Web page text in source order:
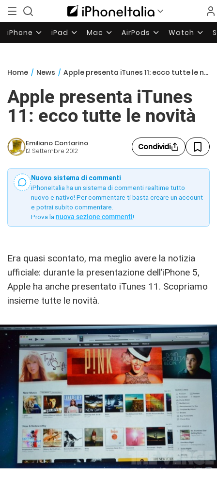
iPhone iPad Mac AirPods Watch
Home / News / Apple presenta iTunes 11: ecco tutte le novità
Apple presenta iTunes
11: ecco tutte le novità
Emiliano Contarino
12 Settembre 2012 Condividi
Nuovo sistema di commenti
iPhoneItalia ha un sistema di commenti realtime tutto
nuovo e nativo! Per commentare ti basta creare un account
e potrai subito commentare.
Prova la nuova sezione commenti!
Era quasi scontato, ma meglio avere la notizia
ufficiale: durante la presentazione dell’iPhone 5,
Apple ha anche presentato iTunes 11. Scopriamo
insieme tutte le novità.